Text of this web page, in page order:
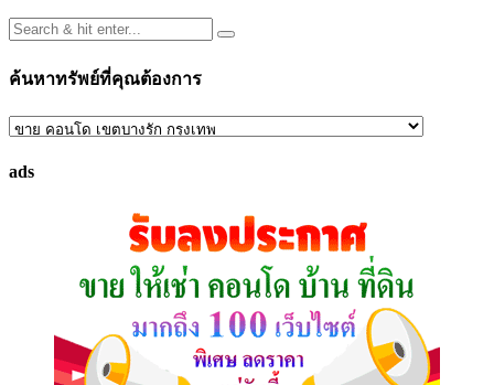
ค้นหาทรัพย์ที่คุณต้องการ
ค้นหา
ที่
ads